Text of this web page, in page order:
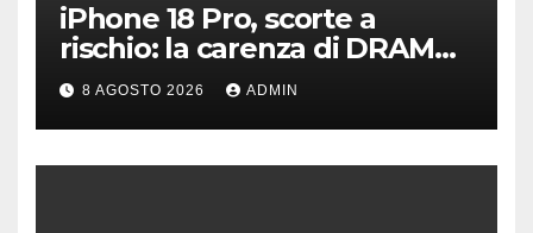
iPhone 18 Pro, scorte a
rischio: la carenza di DRAM
potrebbe far slittare le
consegne
8 AGOSTO 2026 ADMIN